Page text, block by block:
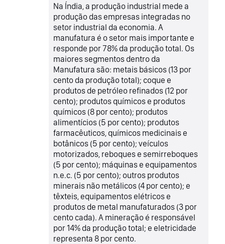
Na Índia, a produção industrial mede a
produção das empresas integradas no
setor industrial da economia. A
manufatura é o setor mais importante e
responde por 78% da produção total. Os
maiores segmentos dentro da
Manufatura são: metais básicos (13 por
cento da produção total); coque e
produtos de petróleo refinados (12 por
cento); produtos químicos e produtos
químicos (8 por cento); produtos
alimentícios (5 por cento); produtos
farmacêuticos, químicos medicinais e
botânicos (5 por cento); veículos
motorizados, reboques e semirreboques
(5 por cento); máquinas e equipamentos
n.e.c. (5 por cento); outros produtos
minerais não metálicos (4 por cento); e
têxteis, equipamentos elétricos e
produtos de metal manufaturados (3 por
cento cada). A mineração é responsável
por 14% da produção total; e eletricidade
representa 8 por cento.